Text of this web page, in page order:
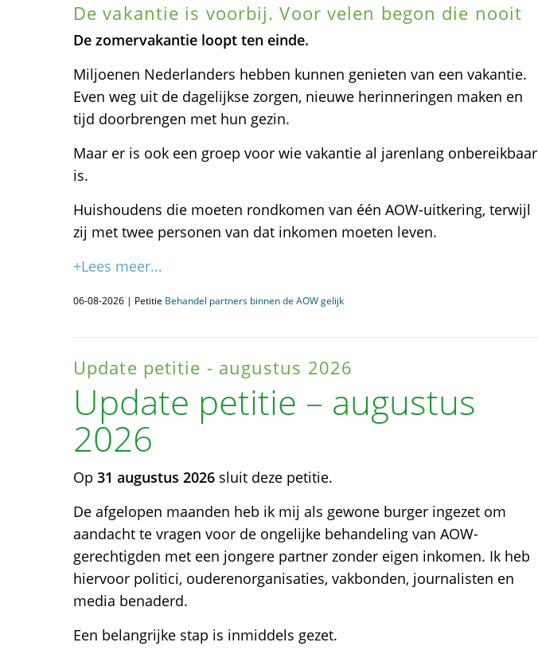
De vakantie is voorbij. Voor velen begon die nooit
De zomervakantie loopt ten einde.
Miljoenen Nederlanders hebben kunnen genieten van een vakantie.
Even weg uit de dagelijkse zorgen, nieuwe herinneringen maken en
tijd doorbrengen met hun gezin.
Maar er is ook een groep voor wie vakantie al jarenlang onbereikbaar
is.
Huishoudens die moeten rondkomen van één AOW-uitkering, terwijl
zij met twee personen van dat inkomen moeten leven.
+Lees meer...
06-08-2026 | Petitie Behandel partners binnen de AOW gelijk
Update petitie - augustus 2026
Update petitie – augustus
2026
Op 31 augustus 2026 sluit deze petitie.
De afgelopen maanden heb ik mij als gewone burger ingezet om
aandacht te vragen voor de ongelijke behandeling van AOW-
gerechtigden met een jongere partner zonder eigen inkomen. Ik heb
hiervoor politici, ouderenorganisaties, vakbonden, journalisten en
media benaderd.
Een belangrijke stap is inmiddels gezet.